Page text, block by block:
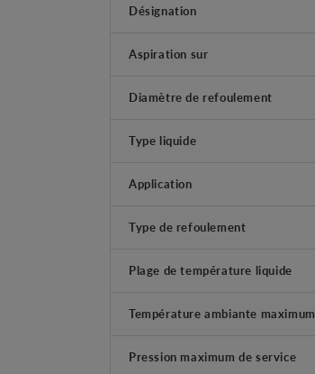
Désignation
Aspiration sur
Diamètre de refoulement
Type liquide
Application
Type de refoulement
Plage de température liquide
Température ambiante maximum
Pression maximum de service